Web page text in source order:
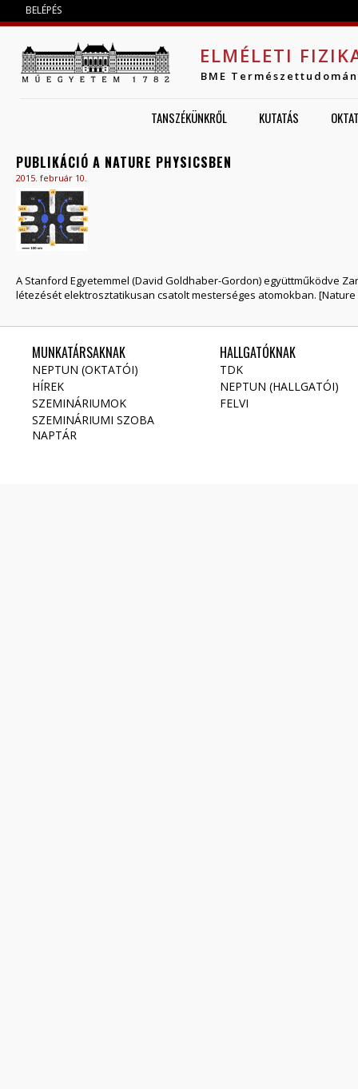
BELÉPÉS
ELMÉLETI
BME
TANSZÉKÜNKRŐL KUTATÁS
PUBLIKÁCIÓ A NATURE PHYSICSBEN
2015. február 10.
A Stanford Egyetemmel (David Goldhaber-Gordon) együttműködve
létezését elektrosztatikusan csatolt mesterséges atomokban.
MUNKATÁRSAKNAK
NEPTUN (OKTATÓI)
HÍREK
SZEMINÁRIUMOK
SZEMINÁRIUMI SZOBA
NAPTÁR
HALLGATÓKNAK
TDK
NEPTUN (HALLGATÓI)
FELVI